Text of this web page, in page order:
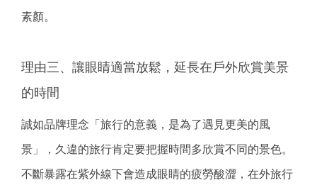
素顏。
理由三、讓眼睛適當放鬆，延長在戶外欣賞美景
的時間
誠如品牌理念「旅行的意義，是為了遇見更美的風
景」，久違的旅行肯定要把握時間多欣賞不同的景色。
不斷暴露在紫外線下會造成眼睛的疲勞酸澀，在外旅行